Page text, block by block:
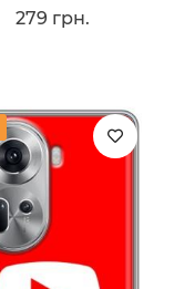
279 грн.